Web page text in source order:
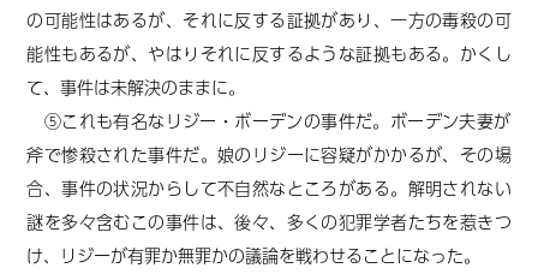
の可能性はあるが、それに反する証拠があり、一方の毒殺の可
能性もあるが、やはりそれに反するような証拠もある。かくし
て、事件は未解決のままに。
⑤これも有名なリジー・ボーデンの事件だ。ボーデン夫妻が
斧で惨殺された事件だ。娘のリジーに容疑がかかるが、その場
合、事件の状況からして不自然なところがある。解明されない
謎を多々含むこの事件は、後々、多くの犯罪学者たちを惹きつ
け、リジーが有罪か無罪かの議論を戦わせることになった。